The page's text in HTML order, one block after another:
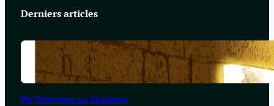
Derniers articles
Du Yahvisme au Sionisme